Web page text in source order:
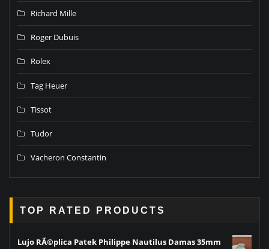
Richard Mille
Roger Dubuis
Rolex
Tag Heuer
Tissot
Tudor
Vacheron Constantin
TOP RATED PRODUCTS
Lujo RÃ©plica Patek Philippe Nautilus Damas 35mm